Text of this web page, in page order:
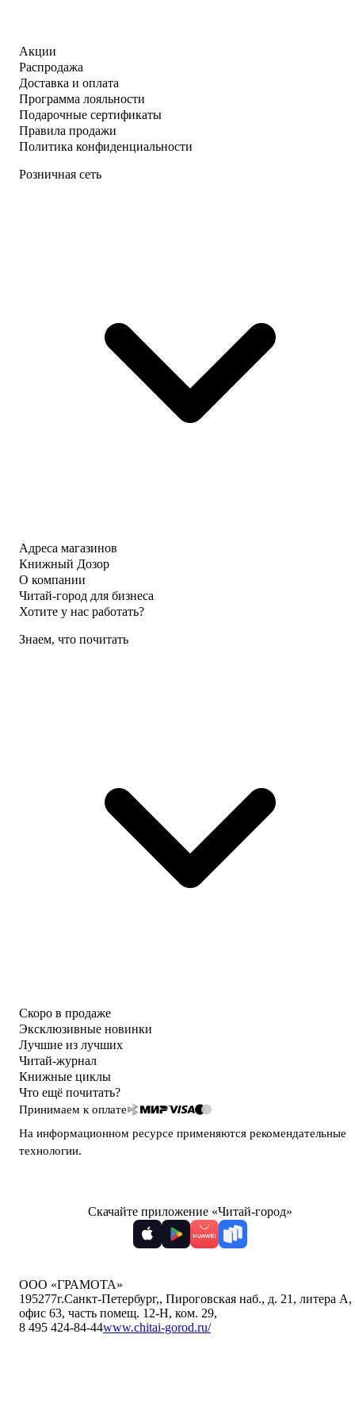
Акции
Распродажа
Доставка и оплата
Программа лояльности
Подарочные сертификаты
Правила продажи
Политика конфиденциальности
Розничная сеть
Адреса магазинов
Книжный Дозор
О компании
Читай-город для бизнеса
Хотите у нас работать?
Знаем, что почитать
Скоро в продаже
Эксклюзивные новинки
Лучшие из лучших
Читай-журнал
Книжные циклы
Что ещё почитать?
Принимаем к оплате
На информационном ресурсе применяются рекомендательные
технологии.
Скачайте приложение «Читай-город»
ООО «ГРАМОТА»
195277г.Санкт-Петербург,, Пироговская наб., д. 21, литера А,
офис 63, часть помещ. 12-Н, ком. 29,
8 495 424-84-44www.chitai-gorod.ru/